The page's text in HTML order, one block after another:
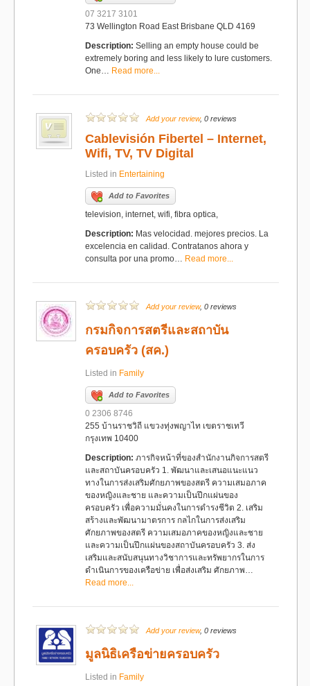
07 3217 3101
73 Wellington Road East Brisbane QLD 4169
Description: Selling an empty house could be
extremely boring and less likely to lure customers.
One… Read more...
Add your review, 0 reviews
Cablevisión Fibertel – Internet,
Wifi, TV, TV Digital
Listed in Entertaining
Add to Favorites
television, internet, wifi, fibra optica,
Description: Mas velocidad. mejores precios. La
excelencia en calidad. Contratanos ahora y
consulta por una promo… Read more...
Add your review, 0 reviews
กรมกิจการสตรีและสถาบัน
ครอบครัว (สค.)
Listed in Family
Add to Favorites
0 2306 8746
255 บ้านราชวิถี แขวงทุ่งพญาไท เขตราชเทวี
กรุงเทพ 10400
Description: ภารกิจหน้าที่ของสำนักงานกิจการสตรี
และสถาบันครอบครัว 1. พัฒนาและเสนอแนะแนว
ทางในการส่งเสริมศักยภาพของสตรี ความเสมอภาค
ของหญิงและชาย และความเป็นปึกแผ่นของ
ครอบครัว เพื่อความมั่นคงในการดำรงชีวิต 2. เสริม
สร้างและพัฒนามาตรการ กลไกในการส่งเสริม
ศักยภาพของสตรี ความเสมอภาคของหญิงและชาย
และความเป็นปึกแผ่นของสถาบันครอบครัว 3. ส่ง
เสริมและสนับสนุนทางวิชาการและทรัพยากรในการ
ดำเนินการของเครือข่าย เพื่อส่งเสริม ศักยภาพ…
Read more...
Add your review, 0 reviews
มูลนิธิเครือข่ายครอบครัว
Listed in Family